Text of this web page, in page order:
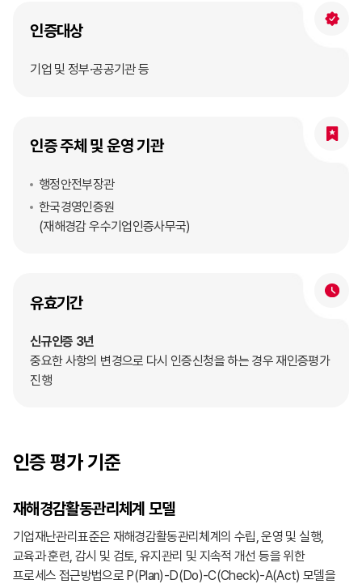
인증대상
기업 및 정부·공공기관 등
인증 주체 및 운영 기관
행정안전부장관
한국경영인증원
(재해경감 우수기업인증사무국)
유효기간
신규인증 3년
중요한 사항의 변경으로 다시 인증신청을 하는 경우 재인증평가
진행
인증 평가 기준
재해경감활동관리체계 모델
기업재난관리표준은 재해경감활동관리체계의 수립, 운영 및 실행,
교육과 훈련, 감시 및 검토, 유지관리 및 지속적 개선 등을 위한
프로세스 접근방법으로 P(Plan)-D(Do)-C(Check)-A(Act) 모델을